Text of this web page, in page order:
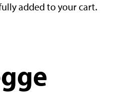
added to your cart.